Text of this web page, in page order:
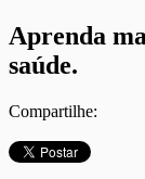
Aprenda
saúde.
Compartilhe: